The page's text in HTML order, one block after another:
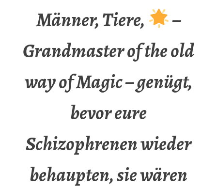
Männer, Tiere,
–
Grandmaster of the old
way of Magic – genügt,
bevor eure
Schizophrenen wieder
behaupten, sie wären